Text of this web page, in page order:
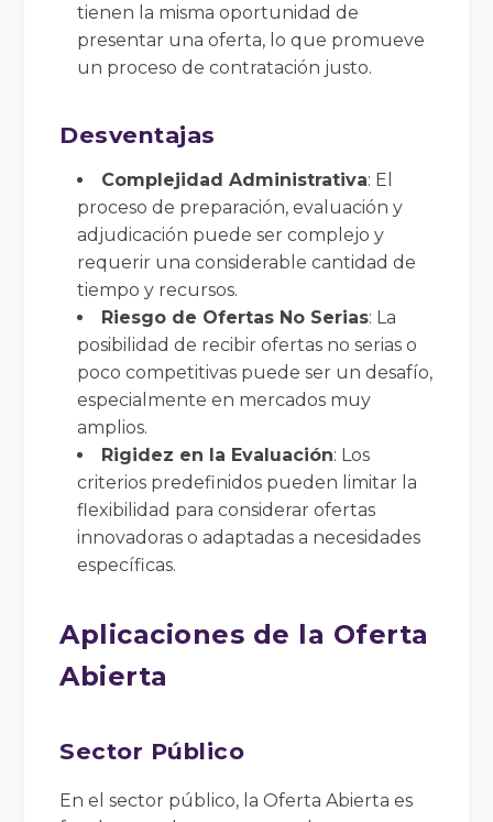
tienen la misma oportunidad de
presentar una oferta, lo que promueve
un proceso de contratación justo.
Desventajas
Complejidad Administrativa: El
proceso de preparación, evaluación y
adjudicación puede ser complejo y
requerir una considerable cantidad de
tiempo y recursos.
Riesgo de Ofertas No Serias: La
posibilidad de recibir ofertas no serias o
poco competitivas puede ser un desafío,
especialmente en mercados muy
amplios.
Rigidez en la Evaluación: Los
criterios predefinidos pueden limitar la
flexibilidad para considerar ofertas
innovadoras o adaptadas a necesidades
específicas.
Aplicaciones de la Oferta
Abierta
Sector Público
En el sector público, la Oferta Abierta es